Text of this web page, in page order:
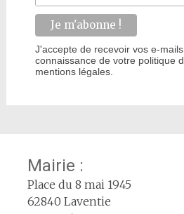
J'accepte de recevoir vos e-
connaissance de votre politique
mentions légales.
Mairie :
Place du 8 mai 1945
62840 Laventie